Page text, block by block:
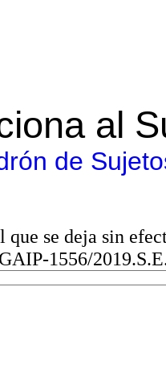
al
de
que se deja sin
1556/